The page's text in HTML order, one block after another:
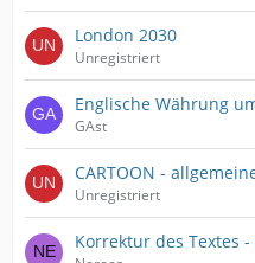
London 2030
Unregistriert
Englische Währung
GAst
CARTOON -
Unregistriert
Korrektur des Textes